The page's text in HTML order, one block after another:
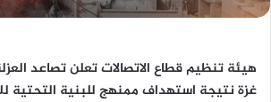
هيئة تنظيم قطاع الاتصالات تعلن تصاعد
غزة نتيجة استهداف ممنهج للبنية التحتية